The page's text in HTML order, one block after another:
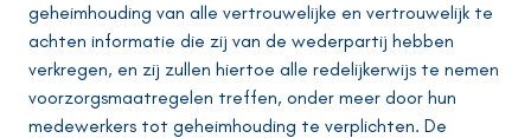
geheimhouding van alle vertrouwelijke en vertrouwelijk te
achten informatie die zij van de wederpartij hebben
verkregen, en zij zullen hiertoe alle redelijkerwijs te nemen
voorzorgsmaatregelen treffen, onder meer door hun
medewerkers tot geheimhouding te verplichten. De